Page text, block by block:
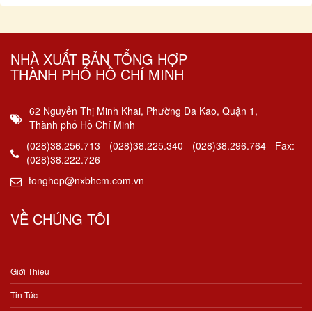
NHÀ XUẤT BẢN TỔNG HỢP
THÀNH PHỐ HỒ CHÍ MINH
62 Nguyễn Thị Minh Khai, Phường Đa Kao, Quận 1,
Thành phố Hồ Chí Minh
(028)38.256.713 - (028)38.225.340 - (028)38.296.764 - Fax:
(028)38.222.726
tonghop@nxbhcm.com.vn
VỀ CHÚNG TÔI
Giới Thiệu
Tin Tức